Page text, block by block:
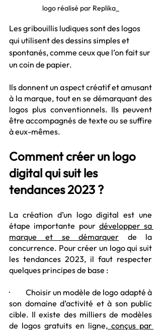
logo réalisé par Replika_
Les gribouillis ludiques sont des logos
qui utilisent des dessins simples et
spontanés, comme ceux que l’on fait sur
un coin de papier.
Ils donnent un aspect créatif et amusant
à la marque, tout en se démarquant des
logos plus conventionnels. Ils peuvent
être accompagnés de texte ou se suffire
à eux-mêmes.
Comment créer un logo
digital qui suit les
tendances 2023 ?
La création d’un logo digital est une
étape importante pour développer sa
marque et se démarquer de la
concurrence. Pour créer un logo qui suit
les tendances 2023, il faut respecter
quelques principes de base :
·         Choisir un modèle de logo adapté à
son domaine d’activité et à son public
cible. Il existe des milliers de modèles
de logos gratuits en ligne, conçus par